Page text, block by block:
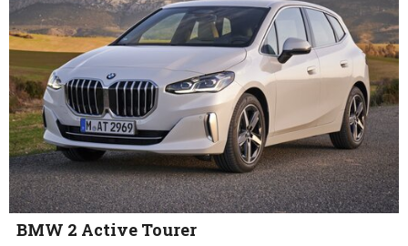
BMW 2 Active Tourer